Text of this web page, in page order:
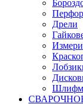
Дрели